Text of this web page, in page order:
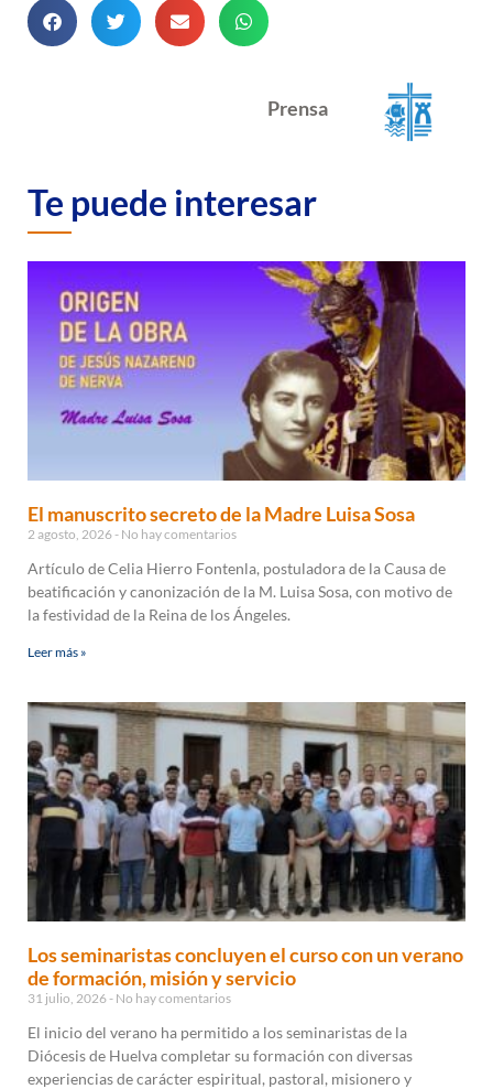
Prensa
Te puede interesar
El manuscrito secreto de la Madre Luisa Sosa
2 agosto, 2026 No hay comentarios
Artículo de Celia Hierro Fontenla, postuladora de la Causa de
beatificación y canonización de la M. Luisa Sosa, con motivo de
la festividad de la Reina de los Ángeles.
Leer más »
Los seminaristas concluyen el curso con un verano
de formación, misión y servicio
31 julio, 2026 No hay comentarios
El inicio del verano ha permitido a los seminaristas de la
Diócesis de Huelva completar su formación con diversas
experiencias de carácter espiritual, pastoral, misionero y